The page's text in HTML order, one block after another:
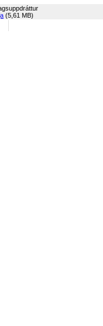
(5,61 MB)